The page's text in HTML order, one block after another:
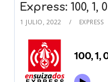
Express: 100, 1, 0
1 JULIO, 2022 EXPRESS